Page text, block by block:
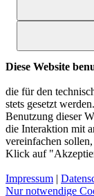
Diese Website
die für den
stets gesetzt
Benutzung dieser
die Interaktion mit
vereinfachen
Klick auf
Impressum |
Nur notwendige